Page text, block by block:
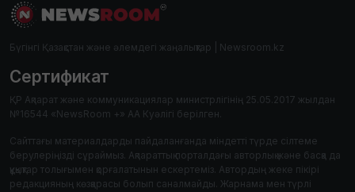
Бүгінгі Қазақстан және әлемдегі жаңалықтар | Newsroom.kz
Сертификат
ҚР Ақпарат және коммуникациялар министрлігінің 25.05.2017 жылдан
№16544 «NewsRoom +» АА Куәлігі берілген.
Сайттағы материалдарды пайдаланғанда міндетті түрде сілтеме
берулеріңізді сұраймыз. Ақпараттық порталдағы авторлық және басқа да
құқықтар толығымен қорғалатынын ескертеміз. Автордың жеке пікірі
редакцияның көзқарасы болып саналмайды. Жарнама мен түрлі